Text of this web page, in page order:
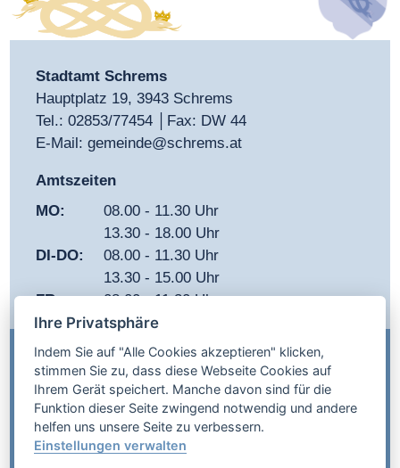
Stadtamt Schrems
Hauptplatz 19, 3943 Schrems
Tel.: 02853/77454
│Fax: DW 44
E-Mail: gemeinde@schrems.at
Amtszeiten
MO:
08.00 - 11.30 Uhr
13.30 - 18.00 Uhr
DI-DO:
08.00 - 11.30 Uhr
13.30 - 15.00 Uhr
FR:
08.00 - 11.30 Uhr
IMPRESSUM
DATENSCHUTZ
AMTSSIGNATUR
Ihre Privatsphäre
Indem Sie auf "Alle Cookies akzeptieren" klicken,
stimmen Sie zu, dass diese Webseite Cookies auf
Ihrem Gerät speichert. Manche davon sind für die
Funktion dieser Seite zwingend notwendig und andere
helfen uns unsere Seite zu verbessern.
Einstellungen verwalten